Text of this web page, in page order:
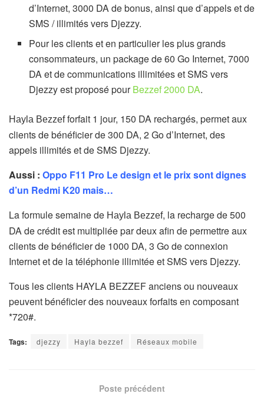
d’Internet, 3000 DA de bonus, ainsi que d’appels et de
SMS / illimités vers Djezzy.
Pour les clients et en particulier les plus grands
consommateurs, un package de 60 Go Internet, 7000
DA et de communications illimitées et SMS vers
Djezzy est proposé pourBezzef 2000 DA.
Hayla Bezzefforfait 1 jour, 150 DA rechargés, permet aux
clients de bénéficier de 300 DA, 2 Go d’Internet, des
appels illimités et de SMS Djezzy.
Aussi : Oppo F11 Pro Le design et le prix sont dignes
d’un Redmi K20 mais…
La formule semaine de Hayla Bezzef, la recharge de 500
DA de crédit est multipliée par deux afin de permettre aux
clients de bénéficier de 1000 DA, 3 Go de connexion
Internet et de la téléphonie illimitée et SMS vers Djezzy.
Tous les clients HAYLA BEZZEF anciens ou nouveaux
peuvent bénéficier des nouveaux forfaits en composant
*720#.
Tags: djezzy Hayla bezzef Réseaux mobile
Poste précédent